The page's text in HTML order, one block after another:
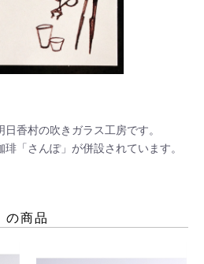
香村の吹きガラス工房です。
の商品